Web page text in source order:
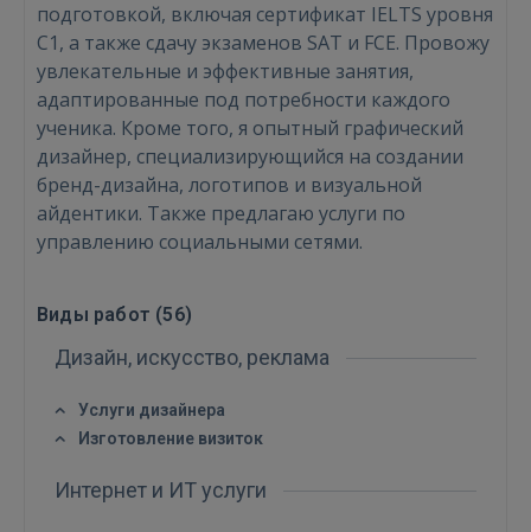
подготовкой, включая сертификат IELTS уровня
C1, а также сдачу экзаменов SAT и FCE. Провожу
увлекательные и эффективные занятия,
адаптированные под потребности каждого
ученика. Кроме того, я опытный графический
дизайнер, специализирующийся на создании
бренд-дизайна, логотипов и визуальной
айдентики. Также предлагаю услуги по
управлению социальными сетями.
Виды работ (56)
Дизайн, искусство, реклама
Услуги дизайнера
Изготовление визиток
Интернет и ИТ услуги